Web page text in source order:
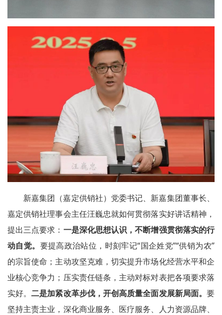
新嘉集团（嘉定供销社）党委书记、新嘉集团董事长、
嘉定供销社理事会主任汪巍忠就如何贯彻落实好讲话精神，
提出三点要求： 一是深化思想认识，不断增强贯彻落实的行
动自觉。 要提高政治站位，时刻牢记“国企姓党”“供销为农”
的宗旨使命；主动攻坚克难，切实提升市场化经营水平和企
业核心竞争力；压实责任链条，主动对标对表把各项要求落
实好。二是加紧改革步伐，开创高质量全面发展新局面。要
坚持主责主业，深化商业服务、医疗服务、人力资源品牌、